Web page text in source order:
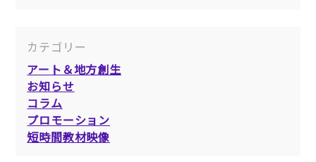
カテゴリー
アート＆地方創生
お知らせ
コラム
プロモーション
短時間教材映像